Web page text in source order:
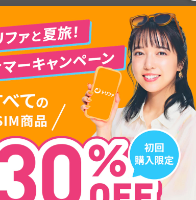
え、フィリピン国内の地域別治安状況、旅
対策、入国前に必要な準備まで、安全な旅
あれば、フィリピン旅行を存分に楽しむこ
目次